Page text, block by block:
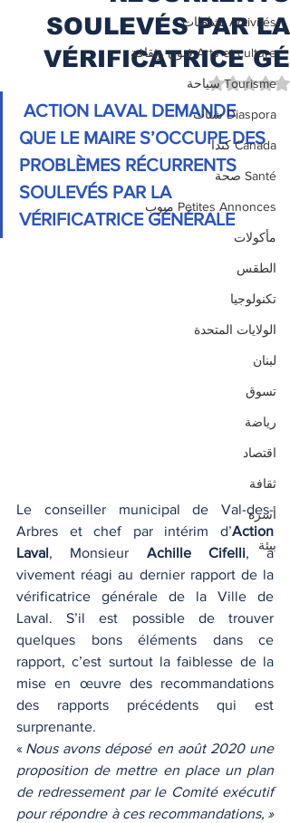
Activités نشاطات
Arts et culture فنون وثقافة
Tourisme سياحة
Diaspora شتات
Canada كندا
Santé صحة
Petites Annonces مبوب
مأكولات
الطقس
تكنولوجيا
الولايات المتحدة
لبنان
تسوق
رياضة
اقتصاد
ثقافة
أسرة
بيئة
SOULEVÉS PAR LA
VÉRIFICATRICE GÉ
تم التقييم بـ ليس رقمًا من أصل 5 نجوم.
ACTION LAVAL DEMANDE
QUE LE MAIRE S’OCCUPE DES
PROBLÈMES RÉCURRENTS
SOULEVÉS PAR LA
VÉRIFICATRICE GÉNÉRALE
Le conseiller municipal de Val-des-
Arbres et chef par intérim d’Action
Laval, Monsieur Achille Cifelli, a
vivement réagi au dernier rapport de la
vérificatrice générale de la Ville de
Laval. S’il est possible de trouver
quelques bons éléments dans ce
rapport, c’est surtout la faiblesse de la
mise en œuvre des recommandations
des rapports précédents qui est
surprenante.
« Nous avons déposé en août 2020 une
proposition de mettre en place un plan
de redressement par le Comité exécutif
pour répondre à ces recommandations, »